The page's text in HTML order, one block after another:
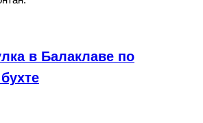
в Балаклаве по